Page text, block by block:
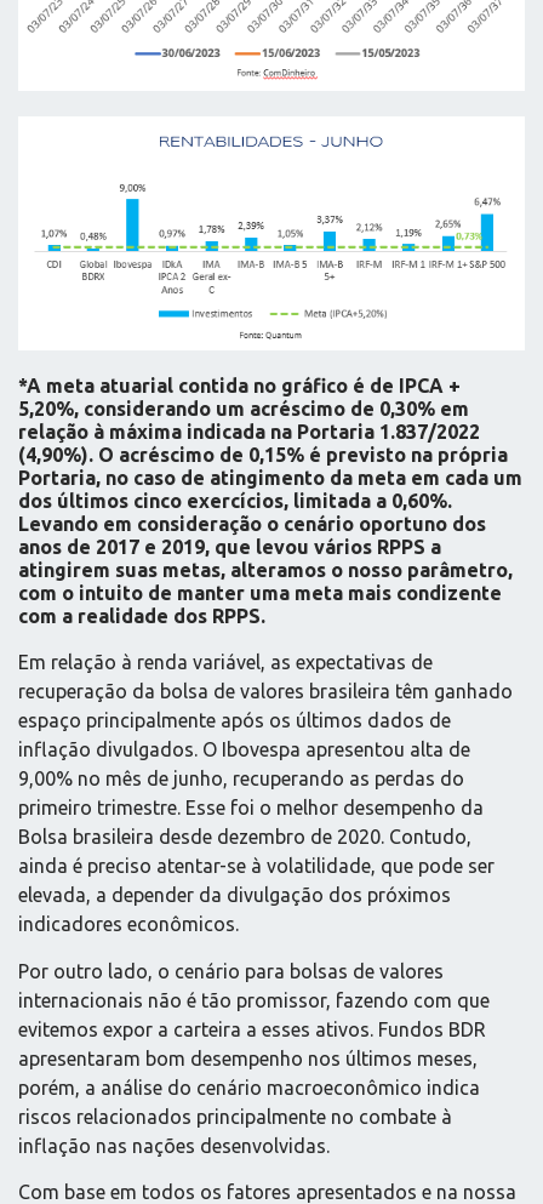
*A meta atuarial contida no gráfico é de IPCA +
5,20%, considerando um acréscimo de 0,30% em
relação à máxima indicada na Portaria 1.837/2022
(4,90%). O acréscimo de 0,15% é previsto na própria
Portaria, no caso de atingimento da meta em cada um
dos últimos cinco exercícios, limitada a 0,60%.
Levando em consideração o cenário oportuno dos
anos de 2017 e 2019, que levou vários RPPS a
atingirem suas metas, alteramos o nosso parâmetro,
com o intuito de manter uma meta mais condizente
com a realidade dos RPPS.
Em relação à renda variável, as expectativas de
recuperação da bolsa de valores brasileira têm ganhado
espaço principalmente após os últimos dados de
inflação divulgados. O Ibovespa apresentou alta de
9,00% no mês de junho, recuperando as perdas do
primeiro trimestre. Esse foi o melhor desempenho da
Bolsa brasileira desde dezembro de 2020. Contudo,
ainda é preciso atentar-se à volatilidade, que pode ser
elevada, a depender da divulgação dos próximos
indicadores econômicos.
Por outro lado, o cenário para bolsas de valores
internacionais não é tão promissor, fazendo com que
evitemos expor a carteira a esses ativos. Fundos BDR
apresentaram bom desempenho nos últimos meses,
porém, a análise do cenário macroeconômico indica
riscos relacionados principalmente no combate à
inflação nas nações desenvolvidas.
Com base em todos os fatores apresentados e na nossa